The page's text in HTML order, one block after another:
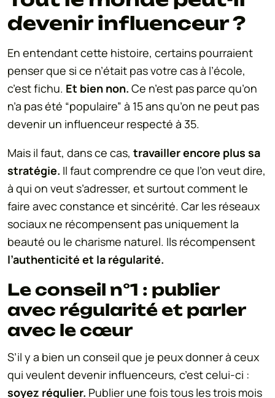
devenir influenceur ?
En entendant cette histoire, certains pourraient
penser que si ce n’était pas votre cas à l’école,
c’est fichu. Et bien non. Ce n’est pas parce qu’on
n’a pas été “populaire” à 15 ans qu’on ne peut pas
devenir un influenceur respecté à 35.
Mais il faut, dans ce cas, travailler encore plus sa
stratégie. Il faut comprendre ce que l’on veut dire,
à qui on veut s’adresser, et surtout comment le
faire avec constance et sincérité. Car les réseaux
sociaux ne récompensent pas uniquement la
beauté ou le charisme naturel. Ils récompensent
l’authenticité et la régularité.
Le conseil n°1 : publier
avec régularité et parler
avec le cœur
S’il y a bien un conseil que je peux donner à ceux
qui veulent devenir influenceurs, c’est celui-ci :
soyez régulier. Publier une fois tous les trois mois